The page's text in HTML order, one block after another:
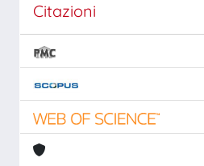
Citazioni